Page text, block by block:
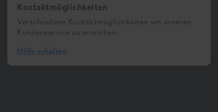
Kontaktmöglichkeiten
Verschiedene Kontaktmöglichkeiten um unseren
Kundenservice zu erreichen.
Hilfe erhalten